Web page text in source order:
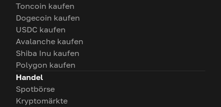
Toncoin kaufen
Dogecoin kaufen
USDC kaufen
Avalanche kaufen
Shiba Inu kaufen
Polygon kaufen
Handel
Spotbörse
Kryptomärkte